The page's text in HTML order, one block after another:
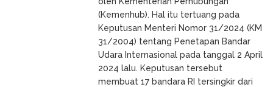
(Kemenhub). Hal itu tertuang pada
Keputusan Menteri Nomor 31/2024 (KM
31/2004) tentang Penetapan Bandar
Udara Internasional pada tanggal 2 April
2024 lalu. Keputusan tersebut
membuat 17 bandara RI tersingkir dari